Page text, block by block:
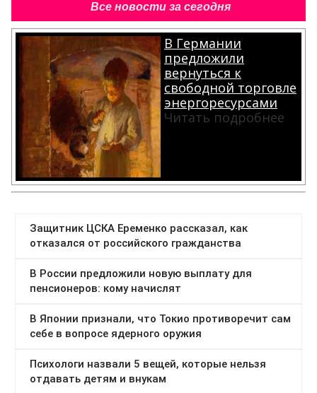
Все новости за сегодня
В Германии
предложили
вернуться к
свободной торговле
энергоресурсами
Читать подробнее